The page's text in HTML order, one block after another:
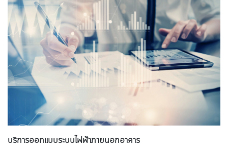
บริการออกแบบระบบไฟฟ้าภายนอกอาคาร